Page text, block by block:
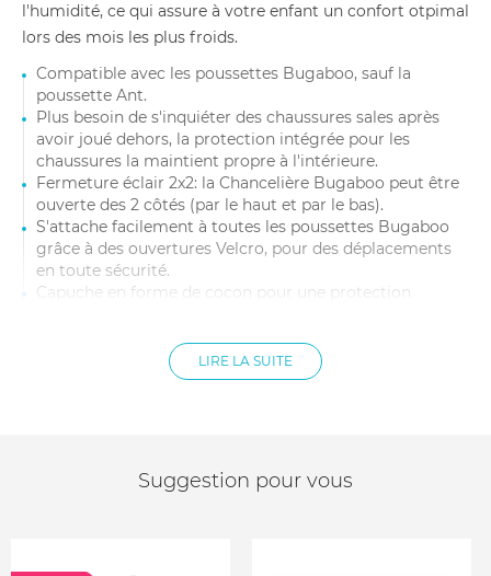
l'humidité, ce qui assure à votre enfant un confort otpimal
lors des mois les plus froids.
Compatible avec les poussettes Bugaboo, sauf la
poussette Ant.
Plus besoin de s'inquiéter des chaussures sales après
avoir joué dehors, la protection intégrée pour les
chaussures la maintient propre à l'intérieure.
Fermeture éclair 2x2: la Chancelière Bugaboo peut être
ouverte des 2 côtés (par le haut et par le bas).
S'attache facilement à toutes les poussettes Bugaboo
grâce à des ouvertures Velcro, pour des déplacements
en toute sécurité.
Capuche en forme de cocon pour une protection
Se plie sur elle-même pour un rangement simple et
LIRE LA SUITE
Suggestion pour vous